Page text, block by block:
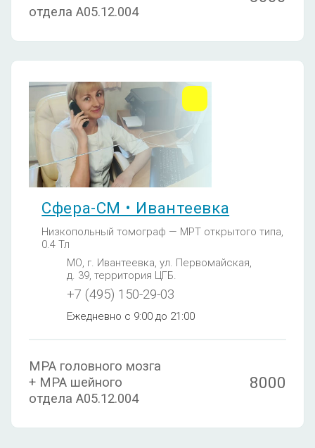
отдела A05.12.004
Сфера-СМ • Ивантеевка
Низкопольный томограф — МРТ открытого типа,
0.4 Тл
МО, г. Ивантеевка, ул. Первомайская,
д. 39, территория ЦГБ.
+7 (495) 150-29-03
Ежедневно с 9:00 до 21:00
МРА головного мозга
+ МРА шейного
отдела A05.12.004
8000